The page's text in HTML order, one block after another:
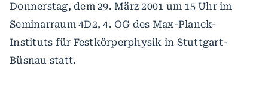
Donnerstag, dem 29. März 2001 um 15 Uhr im
Seminarraum 4D2, 4. OG des Max-Planck-
Instituts für Festkörperphysik in Stuttgart-
Büsnau statt.